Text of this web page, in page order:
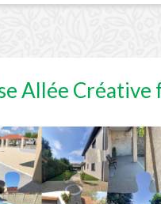
Allée Créative